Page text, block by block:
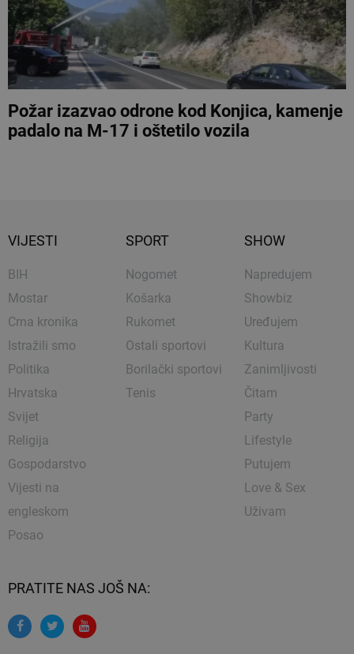
Požar izazvao odrone kod Konjica, kamenje
padalo na M-17 i oštetilo vozila
VIJESTI
BIH
Mostar
Crna kronika
Istražili smo
Politika
Hrvatska
Svijet
Religija
Gospodarstvo
Vijesti na
engleskom
Posao
SPORT
Nogomet
Košarka
Rukomet
Ostali sportovi
Borilački sportovi
Tenis
SHOW
Napredujem
Showbiz
Uređujem
Kultura
Zanimljivosti
Čitam
Party
Lifestyle
Putujem
Love & Sex
Uživam
PRATITE NAS JOŠ NA: